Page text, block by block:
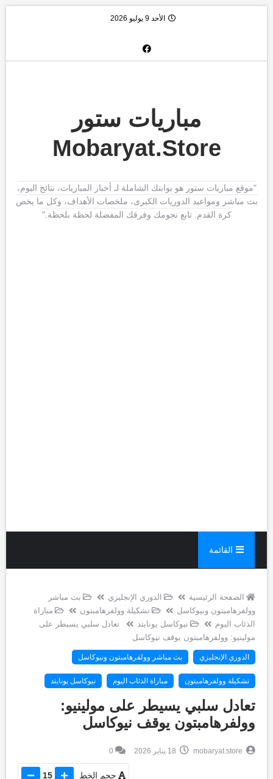
الأحد 9 يوليو 2026
مباريات ستور
Mobaryat.Store
"موقع مباريات ستور هو بوابتك الشاملة لـ أخبار المباريات، نتائج اليوم،
بث مباشر ومواعيد الدوريات الكبرى، ملخصات الأهداف، وكل ما يخص
كرة القدم. تابع نجومك وفرقك المفضلة لحظة بلحظة."
القائمة
الصفحة الرئيسية الدوري الإنجليزي
بث مباشر
وولفرهامبتون ونيوكاسل
تشكيلة وولفرهامبتون
مباراة
الذئاب اليوم
نيوكاسل يونايتد
تعادل سلبي يسيطر على
مولينيو: وولفرهامبتون يوقف نيوكاسل
الدوري الإنجليزي بث مباشر وولفرهامبتون ونيوكاسل
تشكيلة وولفرهامبتون مباراة الذئاب اليوم نيوكاسل يونايتد
تعادل سلبي يسيطر على مولينيو:
وولفرهامبتون يوقف نيوكاسل
mobaryat.store
0
حجم الخط 15